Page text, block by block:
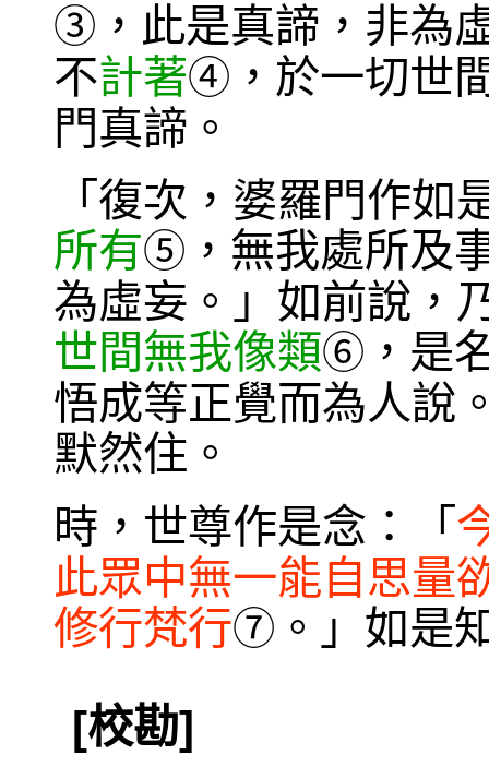
③ ，此是真諦，非為
不計著④ ，於一切世
門真諦。
「復次，婆羅門作如
所有⑤ ，無我處所及
為虛妄。」如前說，
世間無我像類⑥ ，是
悟成等正覺而為人說
默然住。
時，世尊作是念：「
此眾中無一能自思量
修行梵行⑦ 。」如是
[校勘]